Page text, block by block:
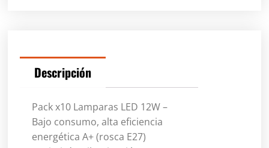
Frio
cantidad
Descripción
Pack x10 Lamparas LED 12W –
Bajo consumo, alta eficiencia
energética A+ (rosca E27)